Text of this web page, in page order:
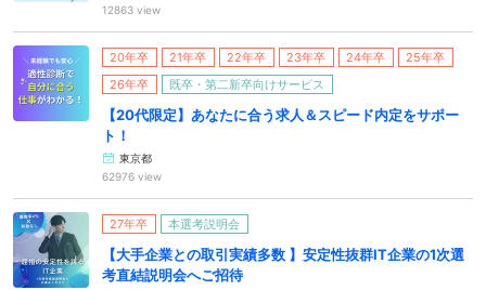
12863 view
20年卒 21年卒 22年卒 23年卒 24年卒
25年卒
26年卒
既卒・第二新卒向けサービス
【20代限定】あなたに合う求人＆スピード内定をサポー
ト！
東京都
62976 view
27年卒 本選考説明会
【大手企業との取引実績多数 】安定性抜群IT企業の1次選
考直結説明会へご招待